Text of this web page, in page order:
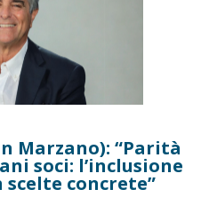
Marzano): “Parità
soci: l’inclusione
scelte concrete”